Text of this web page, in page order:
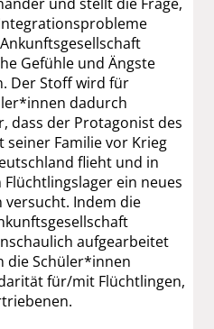
Gefühle und Ängste
Der Stoff wird für
dadurch
dass der Protagonist des
seiner Familie vor Krieg
flieht und in
ein neues
versucht. Indem die
aufgearbeitet
die Schüler*innen
für/mit Flüchtlingen,